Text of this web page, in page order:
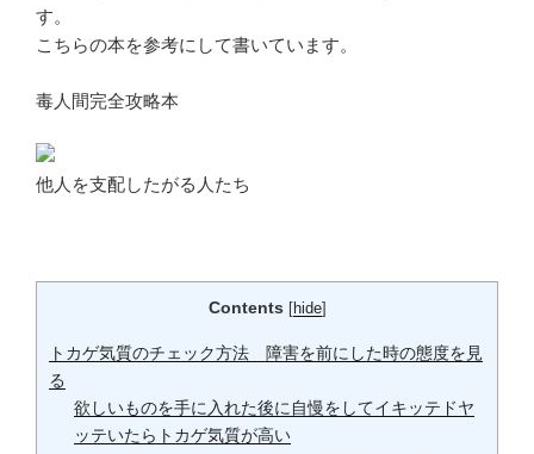
す。
こちらの本を参考にして書いています。
毒人間完全攻略本
他人を支配したがる人たち
Contents [hide]
トカゲ気質のチェック方法 障害を前にした時の態度を見
る
欲しいものを手に入れた後に自慢をしてイキッテドヤ
ッテいたらトカゲ気質が高い